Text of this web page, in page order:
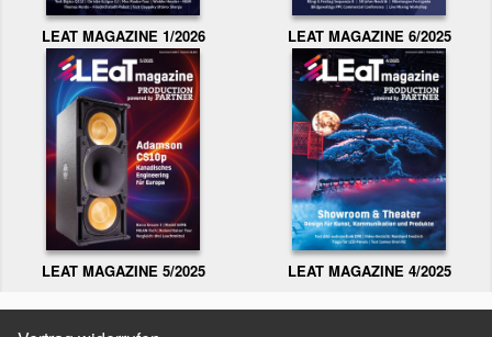
LEAT MAGAZINE 1/2026 LEAT MAGAZINE 6/2025
LEAT MAGAZINE 5/2025 LEAT MAGAZINE 4/2025